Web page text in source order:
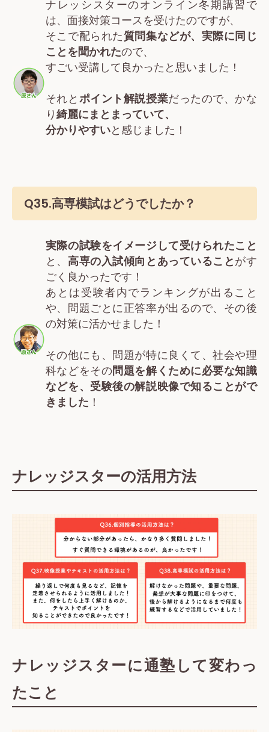
ナレッシスターのオンライン冬期講習で
は、面接対策コースを受けたのですが、
そこで配られた質問集などが、実際に同じ
ことを聞かれたので、
すごい受講して良かったと思いました！
それと ポイント解説授業だったので、かな
り綺麗にまとまっていて、
分かりやすいと感じました！
Q35.高専模試はどうでしたか？
実際の試験をイメージして受けられたこと
と、高専の入試傾向とあっていることがす
ごく良かったです！
あとは受験者内でランキングが出ること
や、問題ごとに正答率が出るので、その後
の対策に活かせました！
その他にも、問題が特に良くて、社会や理
科などをその問題を解くために必要な知識
などを、受験後の解説映像で知ることがで
きました ！
ナレッジスターの活用方法
ナレッジスターに通塾して変わっ
たこと